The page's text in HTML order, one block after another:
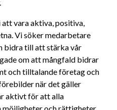
vara aktiva, positiva,
Vi söker medarbetare
bidra till att stärka vår
om att mångfald bidrar
och tilltalande företag och
när det gäller
aktivt för att alla